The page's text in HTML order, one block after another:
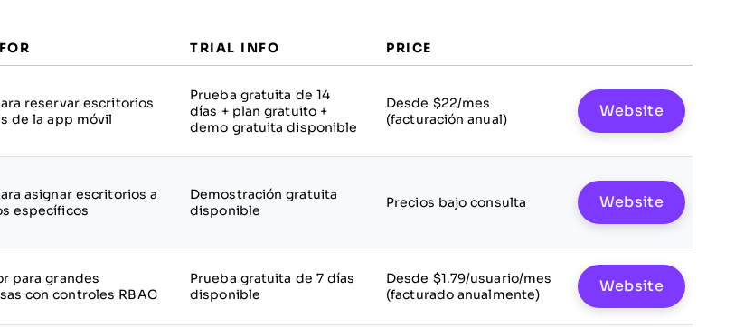
TRIAL INFO PRICE
reservar escritorios
de la app móvil
Prueba gratuita de 14
días + plan gratuito +
demo gratuita disponible
Desde $22/mes
(facturación anual)
Website
asignar escritorios a
específicos
Demostración gratuita
disponible
Precios bajo consulta Website
para grandes
con controles RBAC
Prueba gratuita de 7 días
disponible
Desde $1.79/usuario/mes
(facturado anualmente)
Website